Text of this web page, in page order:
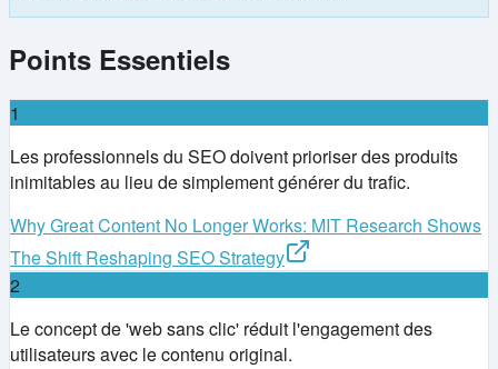
Points Essentiels
1
Les professionnels du SEO doivent prioriser des produits
inimitables au lieu de simplement générer du trafic.
Why Great Content No Longer Works: MIT Research Shows
The Shift Reshaping SEO Strategy
2
Le concept de 'web sans clic' réduit l'engagement des
utilisateurs avec le contenu original.